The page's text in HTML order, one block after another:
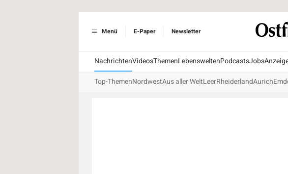
Menü E-Paper Newsletter
NachrichtenVideosThemenLebensweltenPodcastsJobs
Top-ThemenNordwestAus aller WeltLeerRheiderlandAurich